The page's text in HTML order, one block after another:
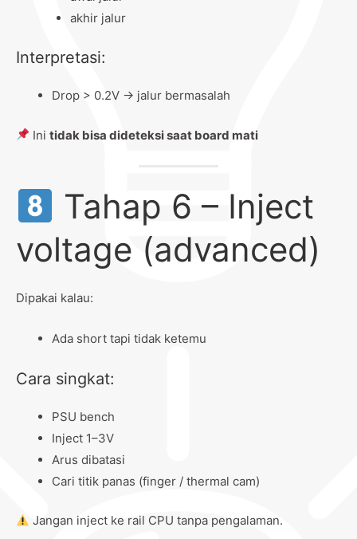
akhir jalur
Interpretasi:
Drop > 0.2V → jalur bermasalah
Initidak bisa dideteksi saat board mati
Tahap 6 – Inject
voltage (advanced)
Dipakai kalau:
Ada short tapi tidak ketemu
Cara singkat:
PSU bench
Inject 1–3V
Arus dibatasi
Cari titik panas (finger / thermal cam)
Jangan inject ke rail CPU tanpa pengalaman.